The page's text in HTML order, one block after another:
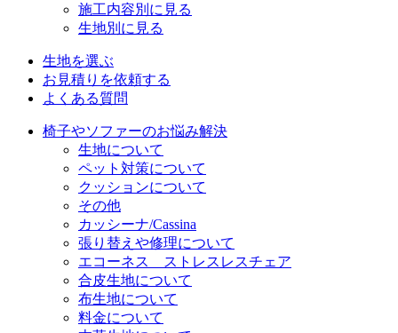
施工内容別に見る
生地別に見る
生地を選ぶ
お見積りを依頼する
よくある質問
椅子やソファーのお悩み解決
生地について
ペット対策について
クッションについて
その他
カッシーナ/Cassina
張り替えや修理について
エコーネス ストレスレスチェア
合皮生地について
布生地について
料金について